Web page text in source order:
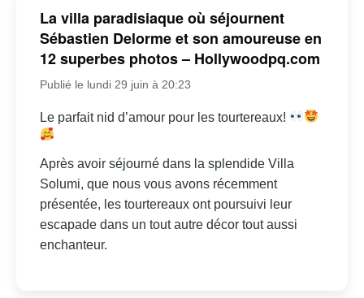
La villa paradisiaque où séjournent
Sébastien Delorme et son amoureuse en
12 superbes photos – Hollywoodpq.com
Publié le lundi 29 juin à 20:23
Le parfait nid d’amour pour les tourtereaux!
Après avoir séjourné dans la splendide Villa
Solumi, que nous vous avons récemment
présentée, les tourtereaux ont poursuivi leur
escapade dans un tout autre décor tout aussi
enchanteur.